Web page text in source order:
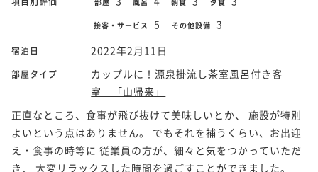
接客・サービス 5 その他設備 3
宿泊日 2022年2月11日
部屋タイプ
カップルに！源泉掛流し茶室風呂付き客
室 「山帰来」
正直なところ、食事が飛び抜けて美味しいとか、 施設が特別
よいという点はありません。 でもそれを補うくらい、お出迎
え・食事の時等に 従業員の方が、細々と気をつかっていただ
き、 大変リラックスした時間を過ごすことができました。